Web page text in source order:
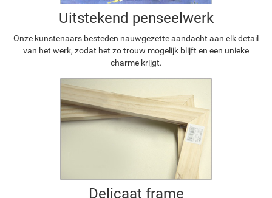
Uitstekend penseelwerk
Onze kunstenaars besteden nauwgezette aandacht aan elk detail
van het werk, zodat het zo trouw mogelijk blijft en een unieke
charme krijgt.
Delicaat frame